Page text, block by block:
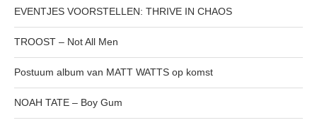
EVENTJES VOORSTELLEN: THRIVE IN CHAOS
TROOST – Not All Men
Postuum album van MATT WATTS op komst
NOAH TATE – Boy Gum